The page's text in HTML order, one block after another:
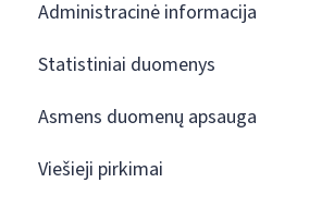
Administracinė informacija
Statistiniai duomenys
Asmens duomenų apsauga
Viešieji pirkimai